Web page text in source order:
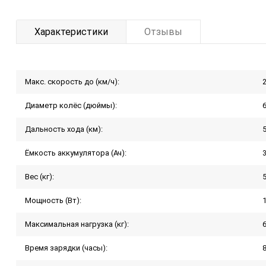
Характеристики Отзывы
Макс. скорость до (км/ч):
Диаметр колёс (дюймы): 6
Дальность хода (км):
Ёмкость аккумулятора (Ач):
Вес (кг):
Мощность (Вт):
Максимальная нагрузка (кг):
Время зарядки (часы): 8